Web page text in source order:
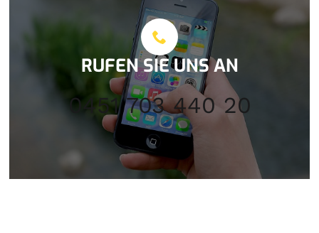
RUFEN SIE UNS AN
0451 703 440 20